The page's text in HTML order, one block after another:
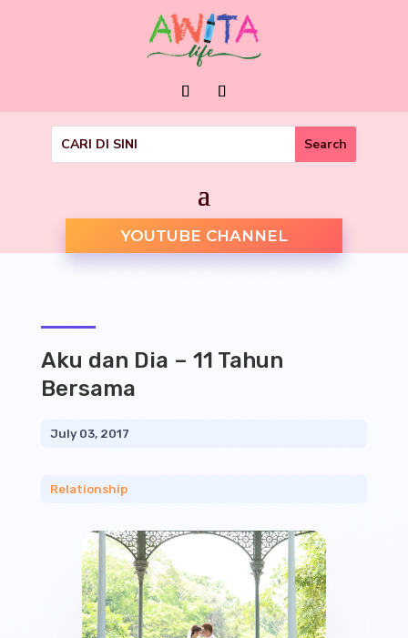
YOUTUBE CHANNEL
Aku dan Dia – 11 Tahun
Bersama
July 03, 2017
Relationship